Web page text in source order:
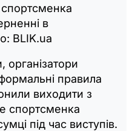
в
BLIK.ua
організатори
правила
виходити з
спортсменка
під час виступів.